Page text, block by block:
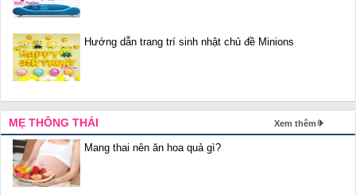
Hướng dẫn trang trí sinh nhật chủ đề Minions
MẸ THÔNG THÁI Xem thêm
Mang thai nên ăn hoa quả gì?